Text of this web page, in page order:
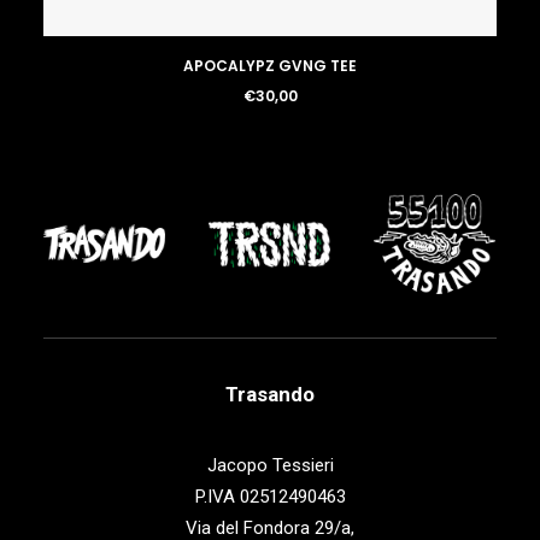
APOCALYPZ GVNG TEE
€30,00
Trasando
Jacopo Tessieri
P.IVA 02512490463
Via del Fondora 29/a,